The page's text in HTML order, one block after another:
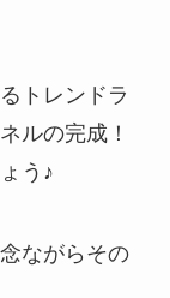
トレンドラ
ルの完成！
う♪
ながらその